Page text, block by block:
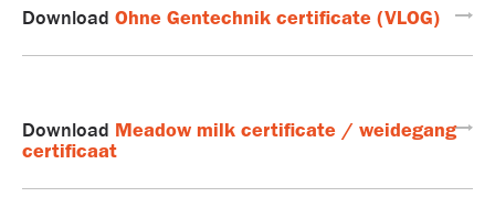
Download Ohne Gentechnik certificate (VLOG)
Download Meadow milk certificate / weidegang
certificaat